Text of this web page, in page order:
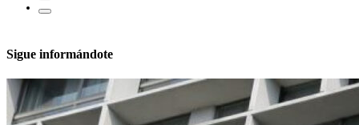
Sigue informándote